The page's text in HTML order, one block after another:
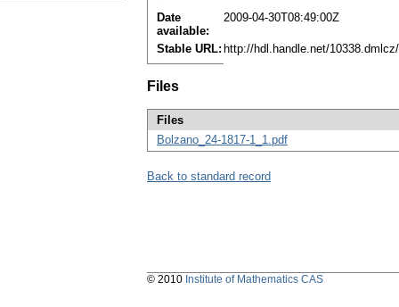
Date
available:
2009-04-30T08:49:00Z
Stable URL: http://hdl.handle.net/
Files
Files
Bolzano_24-1817-1_1.pdf
Back to standard record
© 2010 Institute of Mathematics CAS